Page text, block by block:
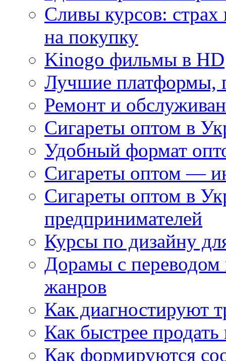
Сливы курсов:
на покупку
Kinogo фильмы в HD
Лучшие платформы,
Ремонт и
Сигареты оптом в
Удобный формат
Сигареты оптом —
Сигареты оптом в
предпринимателей
Курсы по дизайну
Дорамы с переводом
жанров
Как диагностируют
Как быстрее
Как формируются